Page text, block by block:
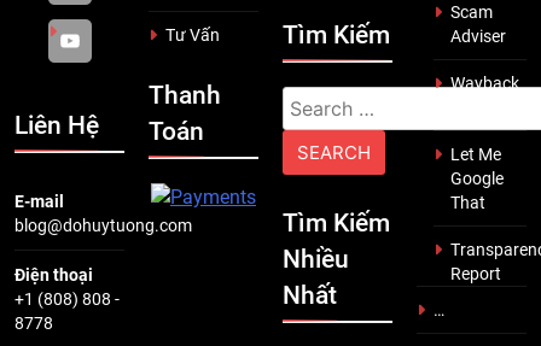
Liên Hệ
E-mail
blog@dohuytuong.com
Điện thoại
+1 (808) 808 -
8778
Tư Vấn
Thanh
Toán
Tìm Kiếm
Search
for:
Tìm Kiếm
Nhiều
Nhất
Scam
Adviser
Wayback
Let Me
Google
That
Report
…